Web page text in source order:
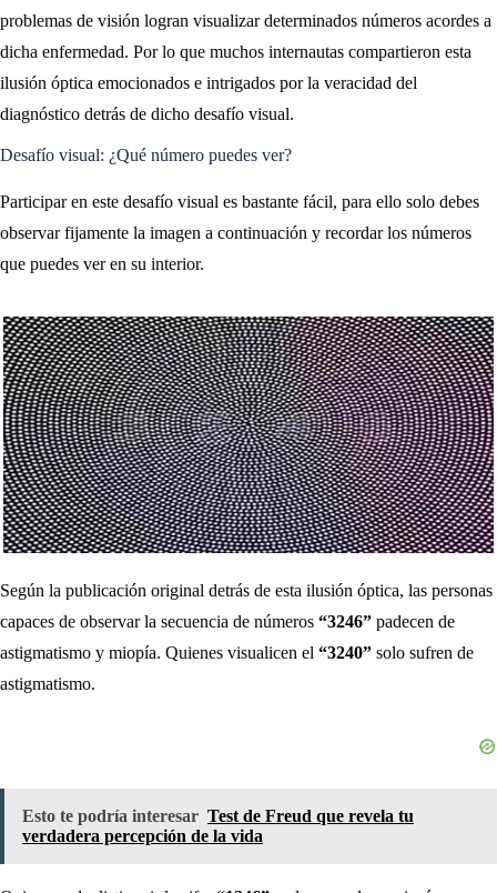
problemas de visión logran visualizar determinados números acordes a
dicha enfermedad. Por lo que muchos internautas compartieron esta
ilusión óptica emocionados e intrigados por la veracidad del
diagnóstico detrás de dicho desafío visual.
Desafío visual: ¿Qué número puedes ver?
Participar en este desafío visual es bastante fácil, para ello solo debes
observar fijamente la imagen a continuación y recordar los números
que puedes ver en su interior.
Según la publicación original detrás de esta ilusión óptica, las personas
capaces de observar la secuencia de números “3246” padecen de
astigmatismo y miopía. Quienes visualicen el “3240” solo sufren de
astigmatismo.
Esto te podría interesar Test de Freud que revela tu
verdadera percepción de la vida